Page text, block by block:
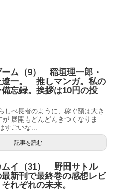
ーム（9） 稲垣理一郎・
遼一。 推しマンガ。私の
忘録。挨拶は10円の投
しべ長者のように、稼ぐ額は大き
が 展開もどんどんきつくなりま
すごいな...
記事を読む
ムイ（31） 野田サトル
新刊で最終巻の感想レビ
れぞれの未来。